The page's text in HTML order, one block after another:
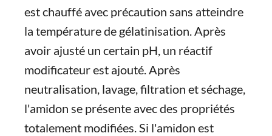
est chauffé avec précaution sans atteindre
la température de gélatinisation. Après
avoir ajusté un certain pH, un réactif
modificateur est ajouté. Après
neutralisation, lavage, filtration et séchage,
l'amidon se présente avec des propriétés
totalement modifiées. Si l'amidon est